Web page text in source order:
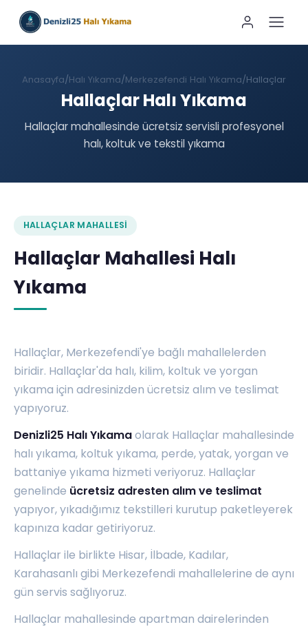
Anasayfa Halı Yıkama Merkezefendi Halı Yıkama Hallaçlar
Hallaçlar Halı Yıkama
Hallaçlar mahallesinde ücretsiz servisli profesyonel
halı, koltuk ve tekstil yıkama
HALLAÇLAR MAHALLESI
Hallaçlar Mahallesi Halı
Yıkama
Hallaçlar, Merkezefendi'ye bağlı mahallelerden
biridir. Hallaçlar'da halı, kilim, koltuk ve yorgan
yıkama için adresinizden ücretsiz alım ve teslimat
yapıyoruz.
Denizli25 Halı Yıkamaolarak Hallaçlar mahallesinde
halı yıkama, koltuk yıkama, perde, yatak, yorgan ve
battaniye yıkama hizmeti veriyoruz. Hallaçlar
genelinde ücretsiz adresten alım ve teslimat
yapıyor, yıkadığımız tekstilleri kurutup paketleyerek
kapınıza kadar getiriyoruz.
Hallaçlar ile birlikte Hisar, İlbade, Kadılar,
Karahasanlı gibi Merkezefendi mahallelerine de aynı
gün servis sağlıyoruz.
Hallaçlar mahallesinde apartman dairelerinden